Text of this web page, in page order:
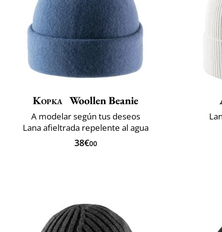
Kopka Woollen Beanie
A modelar según tus deseos
Lana afieltrada repelente al agua
38€00